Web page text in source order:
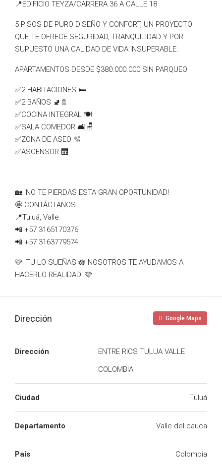
📍EDIFICIO TEYZA/CARRERA 36 A CALLE 18
5 PISOS DE PURO DISEÑO Y CONFORT, UN PROYECTO
QUE TE OFRECE SEGURIDAD, TRANQUILIDAD Y POR
SUPUESTO UNA CALIDAD DE VIDA INSUPERABLE.
APARTAMENTOS DESDE $380.000.000 SIN PARQUEO
✅️2 HABITACIONES 🛏️
✅️2 BAÑOS 🚽🚿
✅️COCINA INTEGRAL 🍽️
✅️SALA COMEDOR 🛋️🪑
✅ZONA DE ASEO 🫧
✅ASCENSOR 🛗​
🏡 ¡NO TE PIERDAS ESTA GRAN OPORTUNIDAD!
🤩 CONTÁCTANOS.
📍Tuluá, Valle.
📲 ‪+57 3165170376‬
📲 ‪+57 3163779574‬
🩷 ¡TU LO SUEÑAS 🪷 NOSOTROS TE AYUDAMOS A
HACERLO REALIDAD! 🩷
Dirección Google Maps
Dirección
ENTRE RIOS TULUA VALLE
COLOMBIA
Ciudad Tuluá
Departamento Valle del cauca
País Colombia